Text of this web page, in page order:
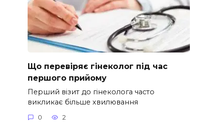
Що перевіряє гінеколог під час
першого прийому
Перший візит до гінеколога часто
викликає більше хвилювання
0 2